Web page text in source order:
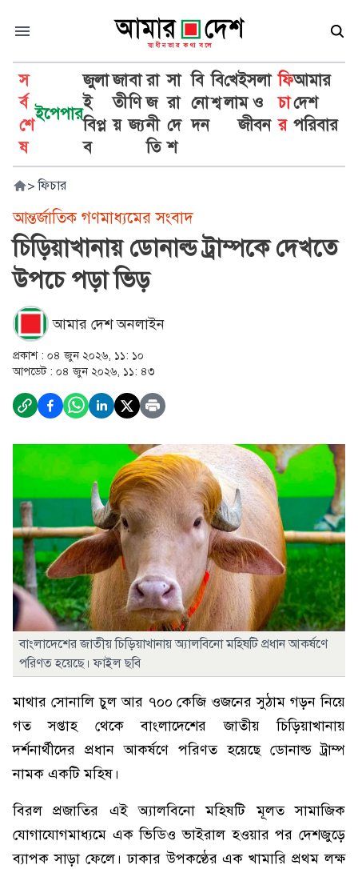
স
র্ব
শে
ষ
ইপেপার
জুলা
ই
বিপ্ল
ব
জা
তী
য়
বা
ণি
জ্য
রা
জ
নী
তি
সা
রা
দে
শ
বি
নো
দন
বি
শ্ব
খে
লা
ইসলা
ম ও
জীবন
ফি
চা
র
আমার
দেশ
পরিবার
> ফিচার
আন্তর্জাতিক গণমাধ্যমের সংবাদ
চিড়িয়াখানায় ডোনাল্ড ট্রাম্পকে দেখতে
উপচে পড়া ভিড়
আমার দেশ অনলাইন
প্রকাশ : ০৪ জুন ২০২৬, ১১: ১০
আপডেট : ০৪ জুন ২০২৬, ১১: ৪৩
বাংলাদেশের জাতীয় চিড়িয়াখানায় অ্যালবিনো মহিষটি প্রধান আকর্ষণে
পরিণত হয়েছে। ফাইল ছবি
মাথার সোনালি চুল আর ৭০০ কেজি ওজনের সুঠাম গড়ন নিয়ে
গত সপ্তাহ থেকে বাংলাদেশের জাতীয় চিড়িয়াখানায়
দর্শনার্থীদের প্রধান আকর্ষণে পরিণত হয়েছে ডোনাল্ড ট্রাম্প
নামক একটি মহিষ।
বিরল প্রজাতির এই অ্যালবিনো মহিষটি মূলত সামাজিক
যোগাযোগমাধ্যমে এক ভিডিও ভাইরাল হওয়ার পর দেশজুড়ে
ব্যাপক সাড়া ফেলে। ঢাকার উপকণ্ঠের এক খামারি প্রথম লক্ষ